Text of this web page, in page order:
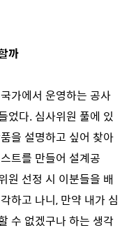
까
가에서 운영하는 공사
었다. 심사위원 풀에 있
을 설명하고 싶어 찾아
트를 만들어 설계공
원 선정 시 이분들을 배
하고 나니, 만약 내가 심
수 없겠구나 하는 생각